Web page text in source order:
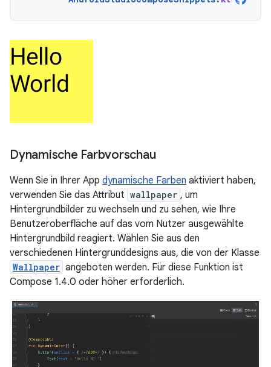
Dynamische Farbvorschau
Wenn Sie in Ihrer App dynamische Farben aktiviert haben,
verwenden Sie das Attribut wallpaper , um
Hintergrundbilder zu wechseln und zu sehen, wie Ihre
Benutzeroberfläche auf das vom Nutzer ausgewählte
Hintergrundbild reagiert. Wählen Sie aus den
verschiedenen Hintergrunddesigns aus, die von der Klasse
Wallpaper angeboten werden. Für diese Funktion ist
Compose 1.4.0 oder höher erforderlich.